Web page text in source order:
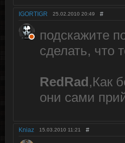
IGORTIGR 25.02.2010 20:49 #
подскажите
сделать, что
RedRad,Как
они сами
Kniaz 15.03.2010 11:21 #